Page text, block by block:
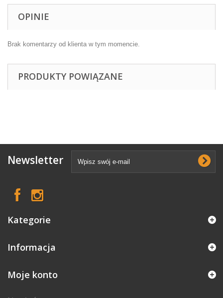
OPINIE
Brak komentarzy od klienta w tym momencie.
PRODUKTY POWIĄZANE
Newsletter
Kategorie
Informacja
Moje konto